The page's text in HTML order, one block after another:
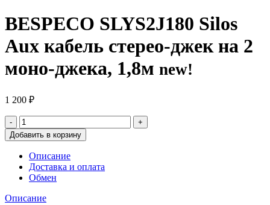
BESPECO SLYS2J180 Silos
Aux кабель стерео-джек на 2
моно-джека, 1,8м new!
1 200 ₽
Добавить в корзину
Описание
Доставка и оплата
Обмен
Описание